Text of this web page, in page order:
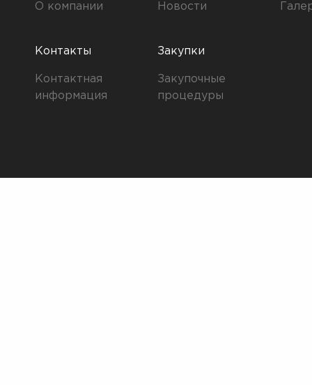
О компании Новости
Контакты
Контактная
информация
Закупки
Закупочные
процедуры